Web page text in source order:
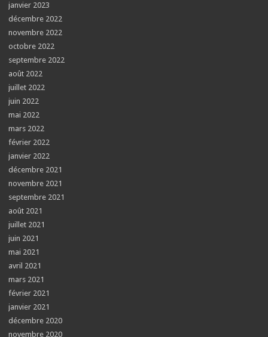
janvier 2023
décembre 2022
novembre 2022
octobre 2022
septembre 2022
août 2022
juillet 2022
juin 2022
mai 2022
mars 2022
février 2022
janvier 2022
décembre 2021
novembre 2021
septembre 2021
août 2021
juillet 2021
juin 2021
mai 2021
avril 2021
mars 2021
février 2021
janvier 2021
décembre 2020
novembre 2020